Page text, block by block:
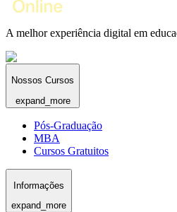
A melhor experiência digital em
Nossos Cursos
expand_more
Pós-Graduação
MBA
Cursos Gratuitos
Informações
expand_more